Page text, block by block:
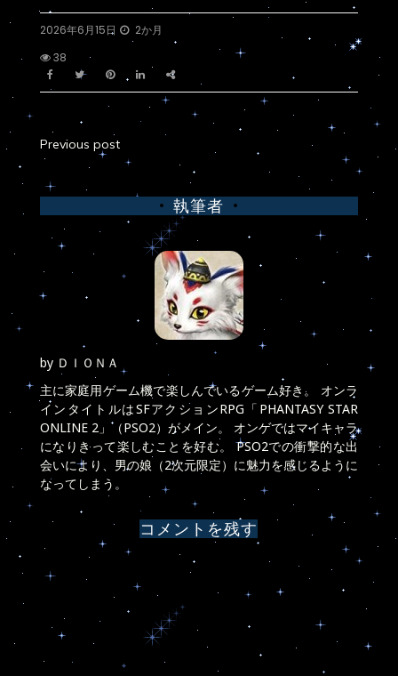
2026年6月15日
2か月
38
投
稿
ナ
ビ
ゲ
シ
ョ
ン
Previous post
執筆者
by ＤＩＯＮＡ
主に家庭用ゲーム機で楽しんでいるゲーム好き。 オンラ
インタイトルはSFアクションRPG「PHANTASY STAR
ONLINE 2」（PSO2）がメイン。 オンゲではマイキャラ
になりきって楽しむことを好む。 PSO2での衝撃的な出
会いにより、男の娘（2次元限定）に魅力を感じるように
なってしまう。
コメントを残す